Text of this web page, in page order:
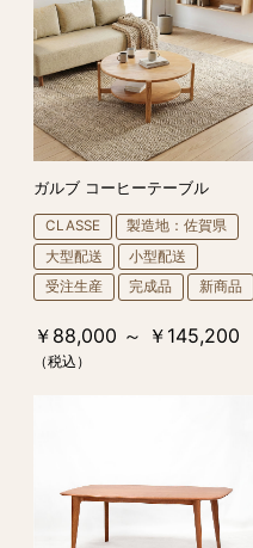
ガルブ コーヒーテーブル
CLASSE
製造地：佐賀県
大型配送
小型配送
受注生産
完成品 新商品
￥88,000 ～ ￥145,200
（税込）